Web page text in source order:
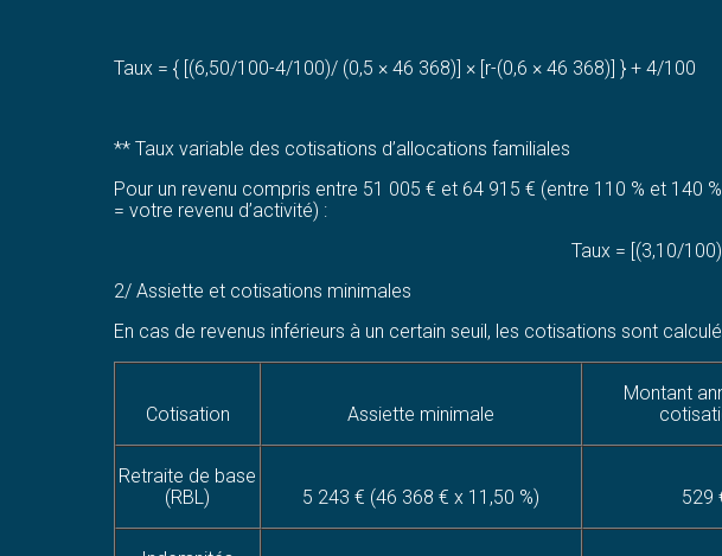
Taux = { [(6,50/100-4/100)/ (0,5 × 46 368)] × [r-(0,6 × 46 368)] } + 4/100
** Taux variable des cotisations d’allocations familiales
Pour un revenu compris entre 51 005 € et 64 915 € (entre 110 % et 140
= votre revenu d’activité) :
Taux = [(3,10/
2/ Assiette et cotisations minimales
En cas de revenus inférieurs à un certain seuil, les cotisations sont
Cotisation Assiette minimale
Montant
Retraite de base
(RBL)
5 243 € (46 368 € x 11,50 %) 529